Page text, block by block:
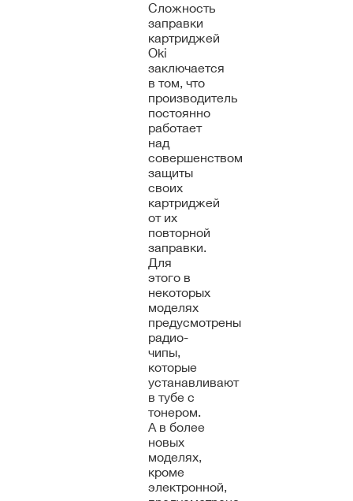
Сложность
заправки
картриджей
Oki
заключается
в том, что
производитель
постоянно
работает
над
совершенством
защиты
своих
картриджей
от их
повторной
заправки.
Для
этого в
некоторых
моделях
предусмотрены
радио-
чипы,
которые
устанавливают
в тубе с
тонером.
А в более
новых
моделях,
кроме
электронной,